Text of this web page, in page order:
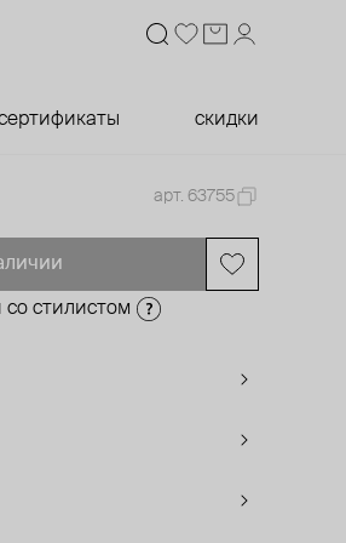
скидки
арт. 63755
со стилистом